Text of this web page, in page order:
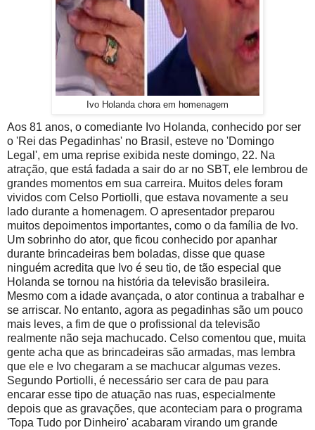
Ivo Holanda chora em homenagem
Aos 81 anos, o comediante Ivo Holanda, conhecido por ser
o 'Rei das Pegadinhas' no Brasil, esteve no 'Domingo
Legal', em uma reprise exibida neste domingo, 22. Na
atração, que está fadada a sair do ar no SBT, ele lembrou de
grandes momentos em sua carreira. Muitos deles foram
vividos com Celso Portiolli, que estava novamente a seu
lado durante a homenagem. O apresentador preparou
muitos depoimentos importantes, como o da família de Ivo.
Um sobrinho do ator, que ficou conhecido por apanhar
durante brincadeiras bem boladas, disse que quase
ninguém acredita que Ivo é seu tio, de tão especial que
Holanda se tornou na história da televisão brasileira.
Mesmo com a idade avançada, o ator continua a trabalhar e
se arriscar. No entanto, agora as pegadinhas são um pouco
mais leves, a fim de que o profissional da televisão
realmente não seja machucado. Celso comentou que, muita
gente acha que as brincadeiras são armadas, mas lembra
que ele e Ivo chegaram a se machucar algumas vezes.
Segundo Portiolli, é necessário ser cara de pau para
encarar esse tipo de atuação nas ruas, especialmente
depois que as gravações, que aconteciam para o programa
'Topa Tudo por Dinheiro' acabaram virando um grande